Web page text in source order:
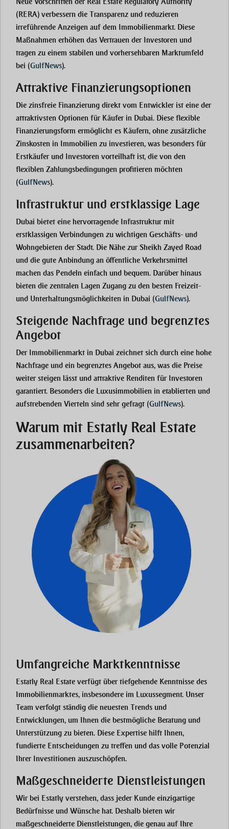
(RERA) verbessern die Transparenz und reduzieren
irreführende Anzeigen auf dem Immobilienmarkt. Diese
Maßnahmen erhöhen das Vertrauen der Investoren und
tragen zu einem stabilen und vorhersehbaren Marktumfeld
bei​ (GulfNews)​.
Attraktive Finanzierungsoptionen
Die zinsfreie Finanzierung direkt vom Entwickler ist eine der
attraktivsten Optionen für Käufer in Dubai. Diese flexible
Finanzierungsform ermöglicht es Käufern, ohne zusätzliche
Zinskosten in Immobilien zu investieren, was besonders für
Erstkäufer und Investoren vorteilhaft ist, die von den
flexiblen Zahlungsbedingungen profitieren möchten​
(GulfNews)​.
Infrastruktur und erstklassige Lage
Dubai bietet eine hervorragende Infrastruktur mit
erstklassigen Verbindungen zu wichtigen Geschäfts- und
Wohngebieten der Stadt. Die Nähe zur Sheikh Zayed Road
und die gute Anbindung an öffentliche Verkehrsmittel
machen das Pendeln einfach und bequem. Darüber hinaus
bieten die zentralen Lagen Zugang zu den besten Freizeit-
und Unterhaltungsmöglichkeiten in Dubai​ (GulfNews)​.
Steigende Nachfrage und begrenztes
Angebot
Der Immobilienmarkt in Dubai zeichnet sich durch eine hohe
Nachfrage und ein begrenztes Angebot aus, was die Preise
weiter steigen lässt und attraktive Renditen für Investoren
garantiert. Besonders die Luxusimmobilien in etablierten und
aufstrebenden Vierteln sind sehr gefragt​ (GulfNews)​.
Warum mit Estatly Real Estate
zusammenarbeiten?
Umfangreiche Marktkenntnisse
Estatly Real Estate verfügt über tiefgehende Kenntnisse des
Immobilienmarktes, insbesondere im Luxussegment. Unser
Team verfolgt ständig die neuesten Trends und
Entwicklungen, um Ihnen die bestmögliche Beratung und
Unterstützung zu bieten. Diese Expertise hilft Ihnen,
fundierte Entscheidungen zu treffen und das volle Potenzial
Ihrer Investitionen auszuschöpfen.
Maßgeschneiderte Dienstleistungen
Wir bei Estatly verstehen, dass jeder Kunde einzigartige
Bedürfnisse und Wünsche hat. Deshalb bieten wir
maßgeschneiderte Dienstleistungen, die genau auf Ihre